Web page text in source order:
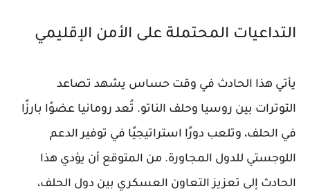
التداعيات المحتملة على الأمن الإقليمي
يأتي هذا الحادث في وقت حساس يشهد تصاعد
التوترات بين روسيا وحلف الناتو. تُعد رومانيا عضوًا بارزًا
في الحلف، وتلعب دورًا استراتيجيًا في توفير الدعم
اللوجستي للدول المجاورة. من المتوقع أن يؤدي هذا
الحادث إلى تعزيز التعاون العسكري بين دول الحلف،